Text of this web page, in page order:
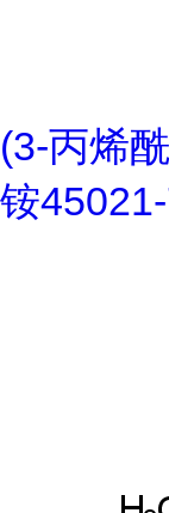
(3-丙烯
铵